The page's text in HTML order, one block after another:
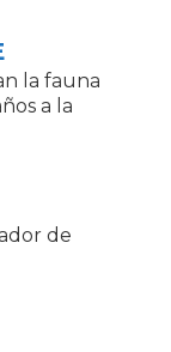
la fauna
a la
de